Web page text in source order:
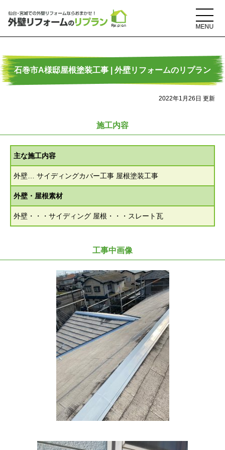
石巻市A様邸屋根塗装工事 | 外壁リフォームのリプラン
2022年1月26日 更新
施工内容
主な施工内容
外壁… サイディングカバー工事 屋根塗装工事
外壁・屋根素材
外壁・・・サイディング 屋根・・・スレート瓦
工事中画像